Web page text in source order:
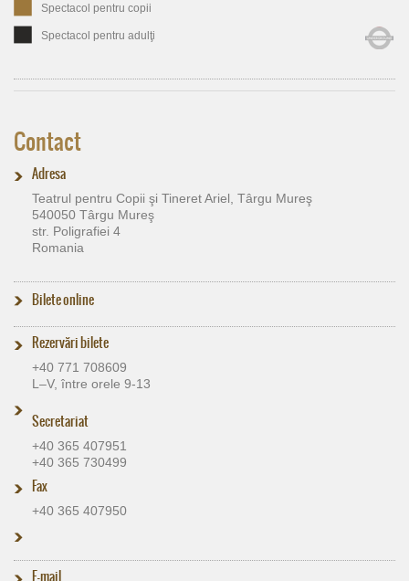
Spectacol pentru copii
Spectacol pentru adulţi
Contact
Adresa
Teatrul pentru Copii şi Tineret Ariel, Târgu Mureş
540050 Târgu Mureş
str. Poligrafiei 4
Romania
Bilete online
Rezervări bilete
+40 771 708609
L–V, între orele 9-13
Secretariat
+40 365 407951
+40 365 730499
Fax
+40 365 407950
E-mail